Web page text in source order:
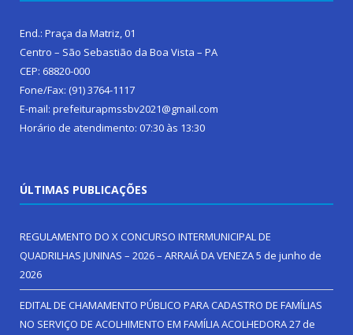
End.: Praça da Matriz, 01
Centro – São Sebastião da Boa Vista – PA
CEP: 68820-000
Fone/Fax: (91) 3764-1117
E-mail: prefeiturapmssbv2021@gmail.com
Horário de atendimento: 07:30 às 13:30
ÚLTIMAS PUBLICAÇÕES
REGULAMENTO DO X CONCURSO INTERMUNICIPAL DE
QUADRILHAS JUNINAS – 2026 – ARRAIÁ DA VENEZA5 de junho de
2026
EDITAL DE CHAMAMENTO PÚBLICO PARA CADASTRO DE FAMÍLIAS
NO SERVIÇO DE ACOLHIMENTO EM FAMÍLIA ACOLHEDORA27 de